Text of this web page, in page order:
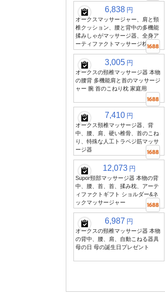
6,838 円
オークスマッサージャー、肩と頸
椎クッション、腰と背中の多機能
揉みしゃがマッサージ器、全身ア
ーティファクトマッサージ枕
3,005 円
オークスの頸椎マッサージ器 本物
の腰背 多機能肩と首のマッサージ
ャー 腕 首のこねり枕 家庭用
7,410 円
オークス頸椎マッサージ器、背
中、腰、肩、硬い椎骨、首のこね
り、特殊な人工トラペジ筋マッサ
ージ器
12,073 円
Supor頸部マッサージ器 本物の背
中、腰、首、首、揉み枕、アーテ
ィファクトギフト ショルダー&ネ
ックマッサージャー
6,987 円
オークスの頸椎マッサージ器 本物
の背中、腰、肩、自動こねる器具
母の日 母の誕生日プレゼント